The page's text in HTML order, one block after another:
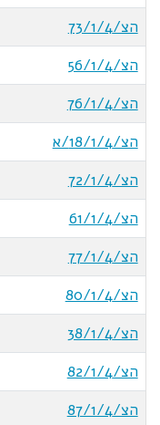
הצ/73/1/4
הצ/56/1/4
הצ/76/1/4
הצ/18/1/4/א
הצ/72/1/4
הצ/61/1/4
הצ/77/1/4
הצ/80/1/4
הצ/38/1/4
הצ/82/1/4
הצ/87/1/4